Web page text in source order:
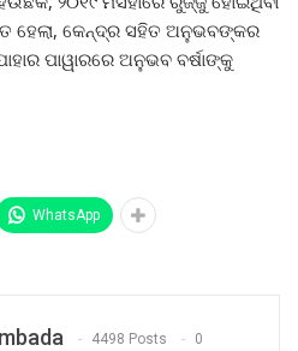
ହେଲା, କେନ୍ଦ୍ର ସହିତ ଅନୁଭବଙ୍କର
ପାୱାରରେ ଅନୁଭବ ବର୍ଷାଙ୍କୁ
WhatsApp
4498 Posts 0